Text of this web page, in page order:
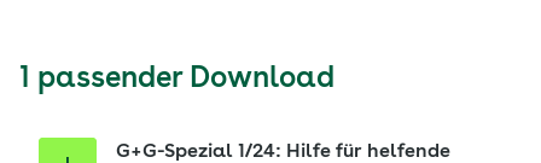
1 passender Download
G+G-Spezial 1/24: Hilfe für helfende